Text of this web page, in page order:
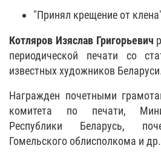
"Принял крещение от
Котляров Изяслав Григорьевич
периодической печати со
известных художников
Награжден почетными
комитета по печати,
Республики Беларусь,
Гомельского облисполкома и др.